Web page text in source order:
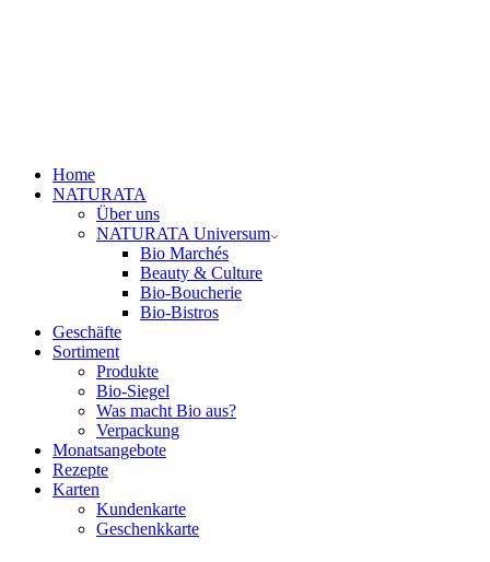
Home
NATURATA
Über uns
NATURATA Universum
Bio Marchés
Beauty & Culture
Bio-Boucherie
Bio-Bistros
Geschäfte
Sortiment
Produkte
Bio-Siegel
Was macht Bio aus?
Verpackung
Monatsangebote
Rezepte
Karten
Kundenkarte
Geschenkkarte